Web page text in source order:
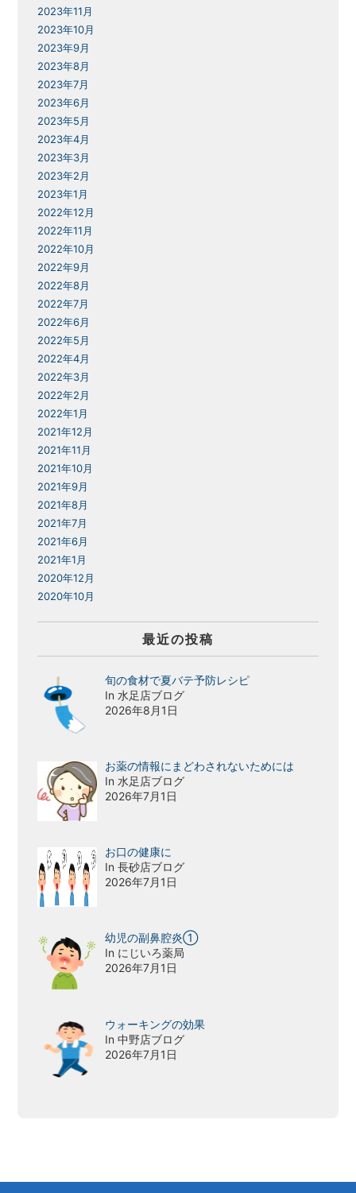
2023年11月
2023年10月
2023年9月
2023年8月
2023年7月
2023年6月
2023年5月
2023年4月
2023年3月
2023年2月
2023年1月
2022年12月
2022年11月
2022年10月
2022年9月
2022年8月
2022年7月
2022年6月
2022年5月
2022年4月
2022年3月
2022年2月
2022年1月
2021年12月
2021年11月
2021年10月
2021年9月
2021年8月
2021年7月
2021年6月
2021年1月
2020年12月
2020年10月
最近の投稿
旬の食材で夏バテ予防レシピ
In 水足店ブログ
2026年8月1日
お薬の情報にまどわされないためには
In 水足店ブログ
2026年7月1日
お口の健康に
In 長砂店ブログ
2026年7月1日
幼児の副鼻腔炎①
In にじいろ薬局
2026年7月1日
ウォーキングの効果
In 中野店ブログ
2026年7月1日